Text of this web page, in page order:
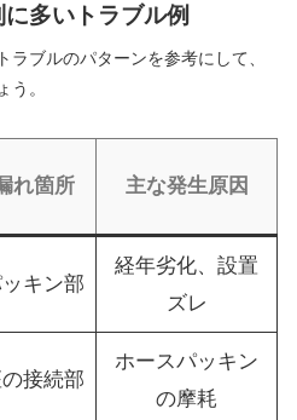
多いトラブル例
ブルのパターンを参考にして、
う。
れ箇所 主な発生原因
キン部
経年劣化、設置
ズレ
接続部
ホースパッキン
の摩耗